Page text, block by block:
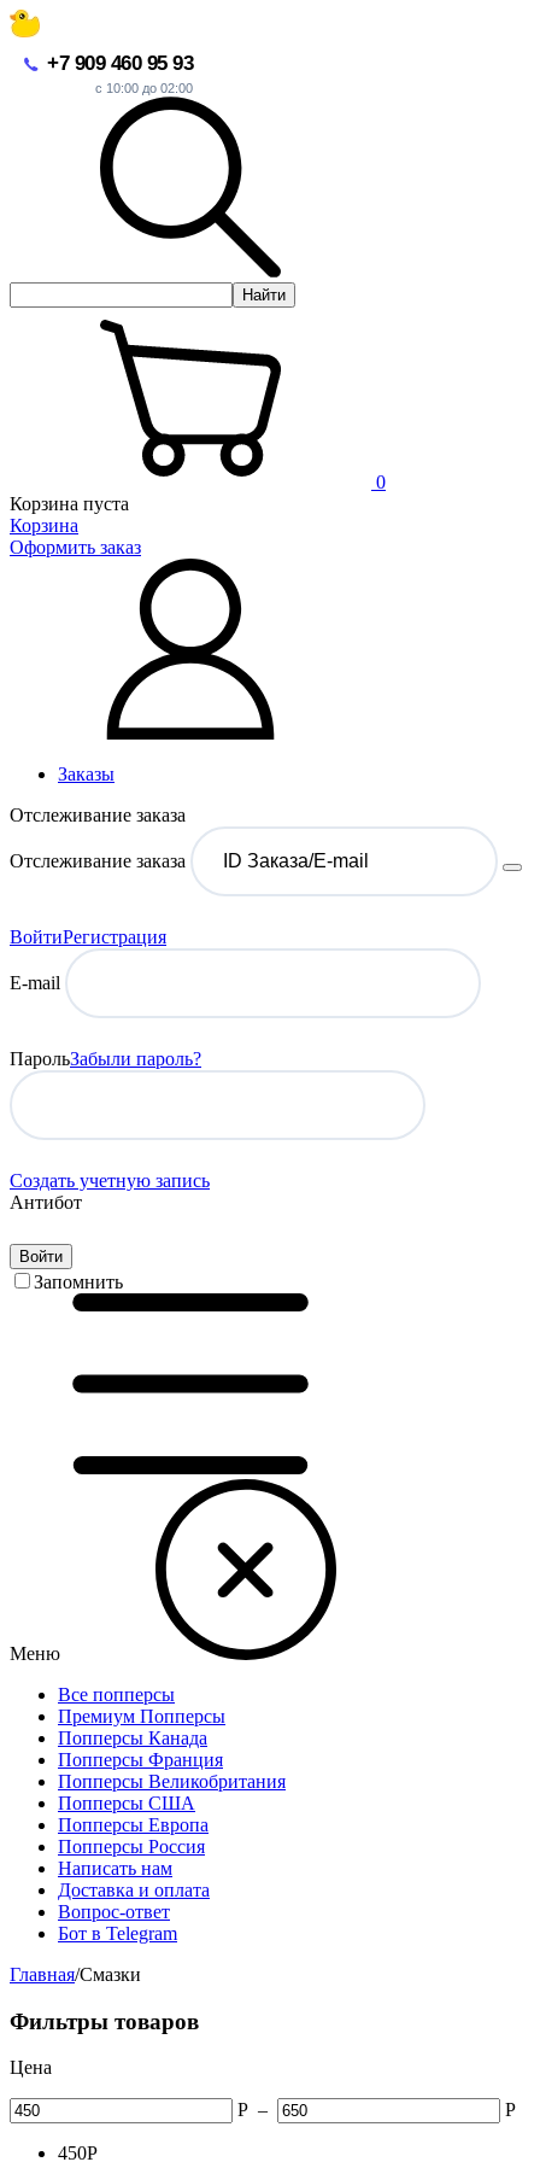
+7 909 460 95 93
с 10:00 до 02:00
Найти
0
Корзина пуста
Корзина
Оформить заказ
Заказы
Отслеживание заказа
Отслеживание заказа
ВойтиРегистрация
E-mail
ПарольЗабыли пароль?
Создать учетную запись
Антибот
Войти
Запомнить
Меню
Все попперсы
Премиум Попперсы
Попперсы Канада
Попперсы Франция
Попперсы Великобритания
Попперсы США
Попперсы Европа
Попперсы Россия
Написать нам
Доставка и оплата
Вопрос-ответ
Бот в Telegram
Главная/Смазки
Фильтры товаров
Цена
Р – Р
450Р